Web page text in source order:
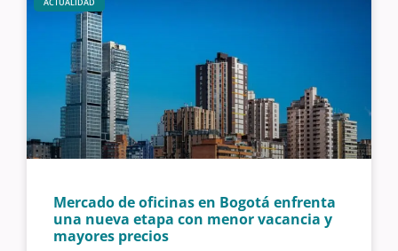
ACTUALIDAD
Mercado de oficinas en Bogotá enfrenta
una nueva etapa con menor vacancia y
mayores precios